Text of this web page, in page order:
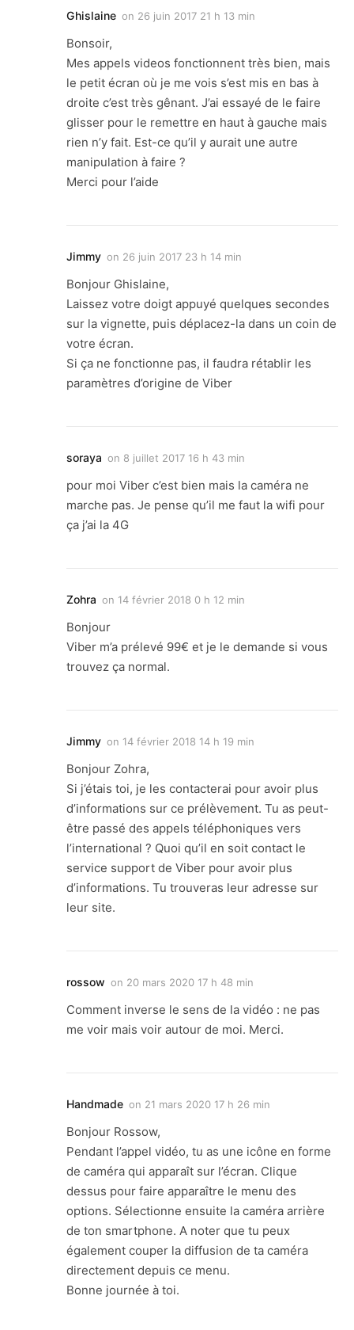
Ghislaine on 26 juin 2017 21 h 13 min
Bonsoir,
Mes appels videos fonctionnent très bien, mais
le petit écran où je me vois s’est mis en bas à
droite c’est très gênant. J’ai essayé de le faire
glisser pour le remettre en haut à gauche mais
rien n’y fait. Est-ce qu’il y aurait une autre
manipulation à faire ?
Merci pour l’aide
Jimmy on 26 juin 2017 23 h 14 min
Bonjour Ghislaine,
Laissez votre doigt appuyé quelques secondes
sur la vignette, puis déplacez-la dans un coin de
votre écran.
Si ça ne fonctionne pas, il faudra rétablir les
paramètres d’origine de Viber
soraya on 8 juillet 2017 16 h 43 min
pour moi Viber c’est bien mais la caméra ne
marche pas. Je pense qu’il me faut la wifi pour
ça j’ai la 4G
Zohra on 14 février 2018 0 h 12 min
Bonjour
Viber m’a prélevé 99€ et je le demande si vous
trouvez ça normal.
Jimmy on 14 février 2018 14 h 19 min
Bonjour Zohra,
Si j’étais toi, je les contacterai pour avoir plus
d’informations sur ce prélèvement. Tu as peut-
être passé des appels téléphoniques vers
l’international ? Quoi qu’il en soit contact le
service support de Viber pour avoir plus
d’informations. Tu trouveras leur adresse sur
leur site.
rossow on 20 mars 2020 17 h 48 min
Comment inverse le sens de la vidéo : ne pas
me voir mais voir autour de moi. Merci.
Handmade on 21 mars 2020 17 h 26 min
Bonjour Rossow,
Pendant l’appel vidéo, tu as une icône en forme
de caméra qui apparaît sur l’écran. Clique
dessus pour faire apparaître le menu des
options. Sélectionne ensuite la caméra arrière
de ton smartphone. A noter que tu peux
également couper la diffusion de ta caméra
directement depuis ce menu.
Bonne journée à toi.